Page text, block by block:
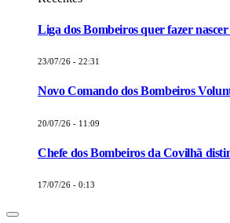
Liga dos Bombeiros quer fazer
23/07/26 - 22:31
Novo Comando dos Bombeiros
20/07/26 - 11:09
Chefe dos Bombeiros da Covilhã
17/07/26 - 0:13